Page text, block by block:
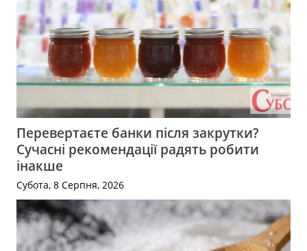
Перевертаєте банки після закрутки?
Сучасні рекомендації радять робити
інакше
Субота, 8 Серпня, 2026